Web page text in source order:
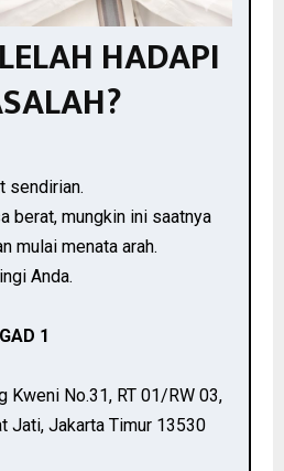
HADAPI
sendirian.
berat, mungkin ini saatnya
mulai menata arah.
Anda.
1
Kweni No.31, RT 01/RW 03,
Jati, Jakarta Timur 13530